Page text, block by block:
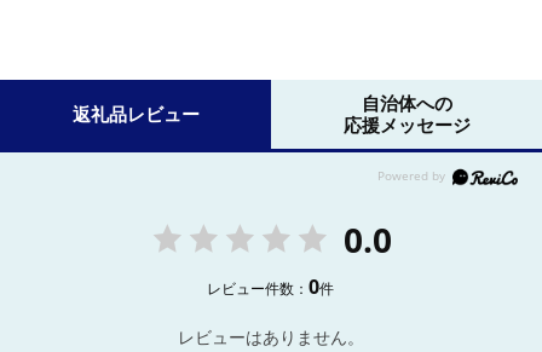
返礼品レビュー
自治体への
応援メッセージ
0.0
レビュー件数：0件
レビューはありません。